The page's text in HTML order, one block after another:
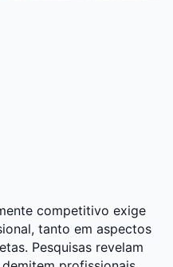
competitivo exige
tanto em aspectos
Pesquisas revelam